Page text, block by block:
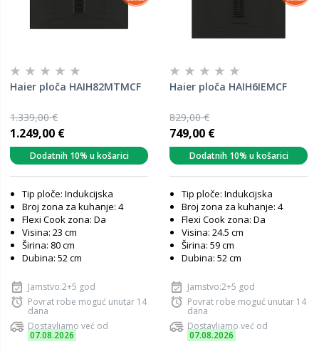
Haier ploča HAIH82MTMCF
1.339,00 €
1.249,00 €
Dodatnih 10% u košarici
Tip ploče: Indukcijska
Broj zona za kuhanje: 4
Flexi Cook zona: Da
Visina: 23 cm
Širina: 80 cm
Dubina: 52 cm
Jamstvo:2+5 god
Povrat robe moguć unutar 14
dana
Dostavljamo već od
07.08.2026
Haier ploča HAIH6IEMCF
829,00 €
749,00 €
Dodatnih 10% u košarici
Tip ploče: Indukcijska
Broj zona za kuhanje: 4
Flexi Cook zona: Da
Visina: 24.5 cm
Širina: 59 cm
Dubina: 52 cm
Jamstvo:2+5 god
Povrat robe moguć unutar 14
dana
Dostavljamo već od
07.08.2026